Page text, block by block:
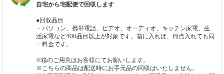
自宅から宅配便で回収します
●回収品目
・パソコン、携帯電話、ビデオ、オーディオ、キッチン家電、生
活家電など400品目以上が対象です。箱に入れば、何点入れても同
一料金です。
※箱のご用意はお客様にてお願いします。
※こちらの商品は配送時にお手元品の回収はいたしません。